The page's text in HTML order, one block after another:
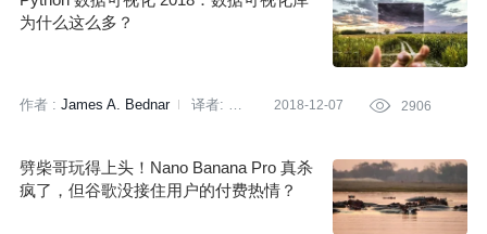
为什么这么多？
作者 : James A. Bednar
译者:
2018-12-07  2906
劈柴哥玩得上头！Nano Banana Pro 真杀
疯了，但谷歌没接住用户的付费热情？